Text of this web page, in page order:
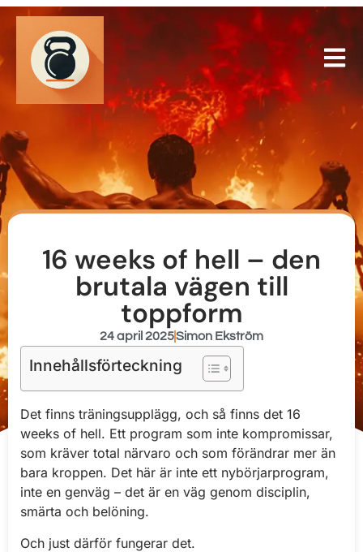
16 weeks of hell – den
brutala vägen till
toppform
24 april 2025Simon Ekström
Innehållsförteckning
Det finns träningsupplägg, och så finns det 16
weeks of hell. Ett program som inte kompromissar,
som kräver total närvaro och som förändrar mer än
bara kroppen. Det här är inte ett nybörjarprogram,
inte en genväg – det är en väg genom disciplin,
smärta och belöning.
Och just därför fungerar det.